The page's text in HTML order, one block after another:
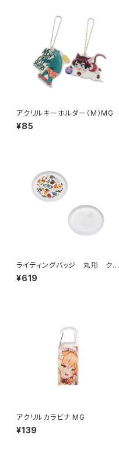
アクリルキーホルダー（M）MG
¥85
ライティングバッジ 丸形 クリ
ア MG
¥619
アクリルカラビナ MG
¥139